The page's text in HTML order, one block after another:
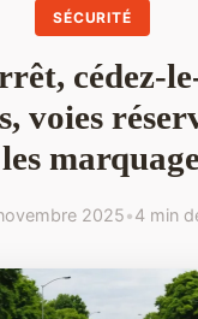
SÉCURITÉ
cédez-
voies
2025•4 min